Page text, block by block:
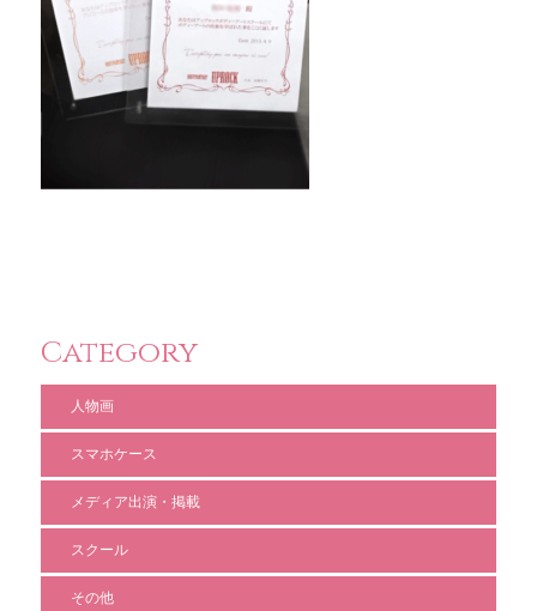
Category
人物画
スマホケース
メディア出演・掲載
スクール
その他